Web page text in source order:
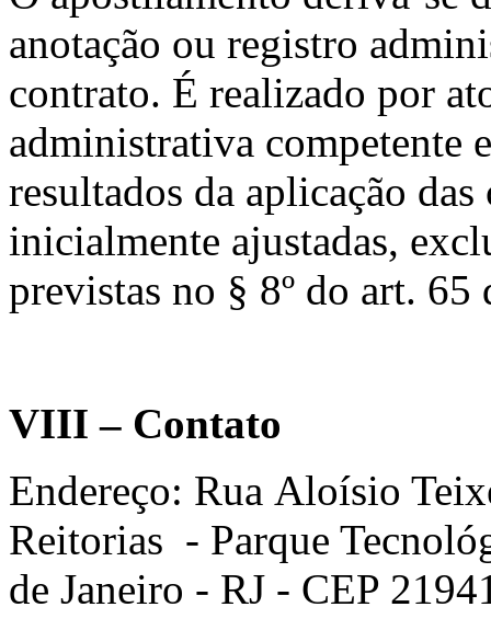
anotação ou registro
contrato. É realizado por
administrativa competente
resultados da aplicação
inicialmente ajustadas,
previstas no § 8º do art. 65
VIII – Contato
Endereço: Rua Aloísio
Reitorias - Parque
de Janeiro - RJ - CEP